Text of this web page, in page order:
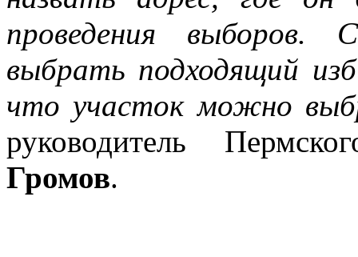
проведения
выбрать подходящий
что участок можно
руководитель
Громов.